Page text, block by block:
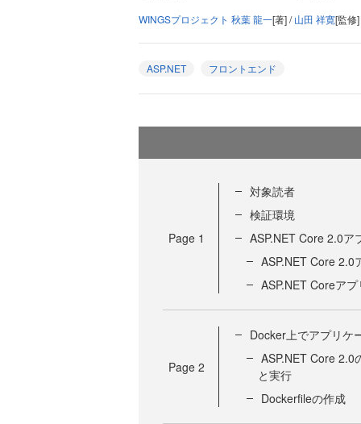
WINGSプロジェクト 秋葉 龍一[著] /山田 祥寛[監修]
ASP.NET フロントエンド
Page 1
対象読者
検証環境
ASP.NET Core 2.0ア
ASP.NET Core 2.0
ASP.NET Coreア
Page 2
Docker上でアプリケ
ASP.NET Core 2.0
と実行
Dockerfileの作成